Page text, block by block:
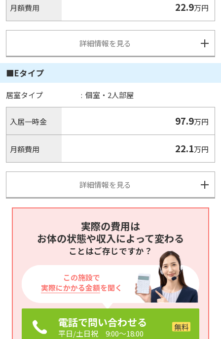
月額費用 22.9万円
詳細情報を見る
■Eタイプ
居室タイプ : 個室・2人部屋
入居一時金 97.9万円
月額費用 22.1万円
詳細情報を見る
実際の費用は
お体の状態や収入によって変わる
ことはご存じですか？
この施設で
実際にかかる金額を聞く
電話で問い合わせる
平日/土日祝 9:00～18:00